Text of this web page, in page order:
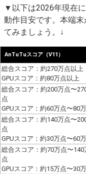
▼以下は2026年現在
動作目安です。本端
てみましょう。↓
AnTuTuスコア（V11）
総合スコア：約270万点以上
GPUスコア：約80万点以上
総合スコア：約200万点〜
点
GPUスコア：約60万点〜80
総合スコア：約140万点〜
点
GPUスコア：約30万点〜60
総合スコア：約70万点〜140
点
GPUスコア：約15万点〜30